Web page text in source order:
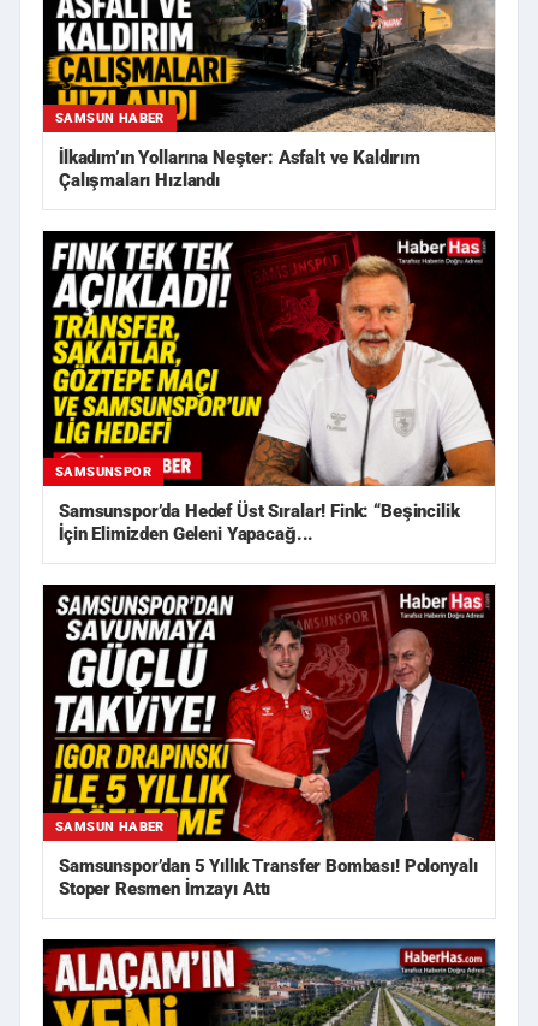
SAMSUN HABER
İlkadım’ın Yollarına Neşter: Asfalt ve Kaldırım
Çalışmaları Hızlandı
SAMSUNSPOR
Samsunspor’da Hedef Üst Sıralar! Fink: “Beşincilik
İçin Elimizden Geleni Yapacağ...
SAMSUN HABER
Samsunspor’dan 5 Yıllık Transfer Bombası! Polonyalı
Stoper Resmen İmzayı Attı